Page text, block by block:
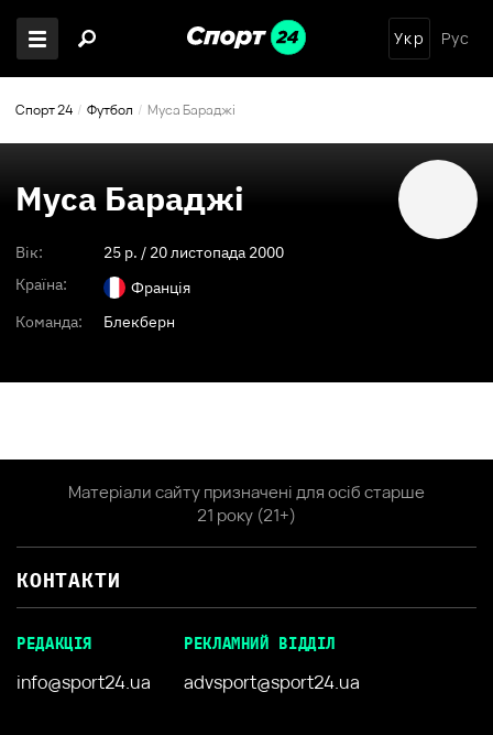
Укр Рус
Спорт 24 Футбол Муса Бараджі
Муса Бараджі
Вік: 25 p. / 20 листопада 2000
Країна:
Франція
Команда:
Блекберн
Матеріали сайту призначені для осіб старше
21 року (21+)
КОНТАКТИ
РЕДАКЦІЯ
info@sport24.ua
РЕКЛАМНИЙ ВІДДІЛ
advsport@sport24.ua